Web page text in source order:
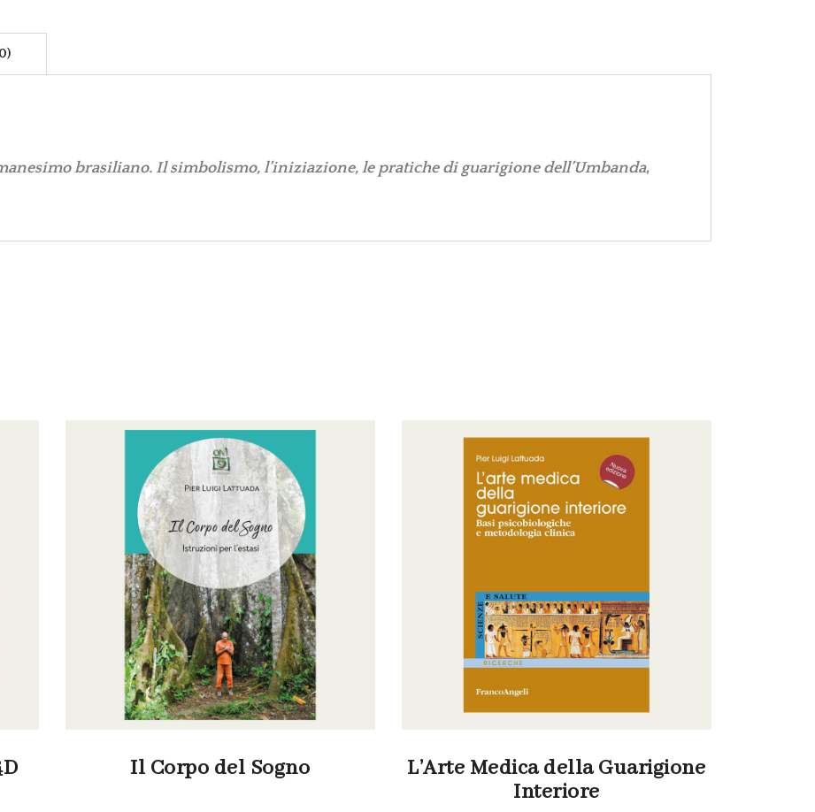
brasiliano. Il simbolismo, l’iniziazione, le pratiche di guarigione dell’Umbanda,
Il Corpo del Sogno
L’Arte Medica della Guarigione
Interiore